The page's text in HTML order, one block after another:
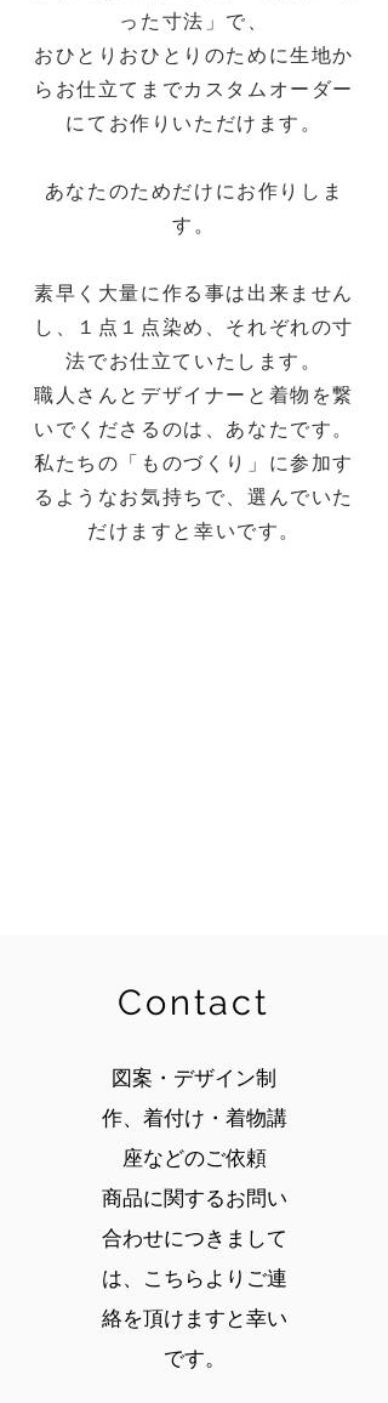
った寸法」で、
おひとりおひとりのために生地か
らお仕立てまでカスタムオーダー
にてお作りいただけます。
あなたのためだけにお作りしま
す。
素早く大量に作る事は出来ません
し、１点１点染め、それぞれの寸
法でお仕立ていたします。
職人さんとデザイナーと着物を繋
いでくださるのは、あなたです。
私たちの「ものづくり」に参加す
るようなお気持ちで、選んでいた
だけますと幸いです。
Contact
図案・デザイン制
作、着付け・着物講
座などのご依頼
商品に関するお問い
合わせにつきまして
は、こちらよりご連
絡を頂けますと幸い
です。